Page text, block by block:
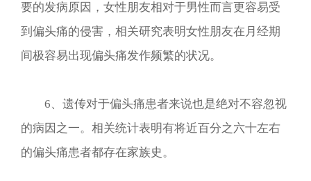
要的发病原因，女性朋友相对于男性而言更容易受
到偏头痛的侵害，相关研究表明女性朋友在月经期
间极容易出现偏头痛发作频繁的状况。
6、遗传对于偏头痛患者来说也是绝对不容忽视
的病因之一。相关统计表明有将近百分之六十左右
的偏头痛患者都存在家族史。